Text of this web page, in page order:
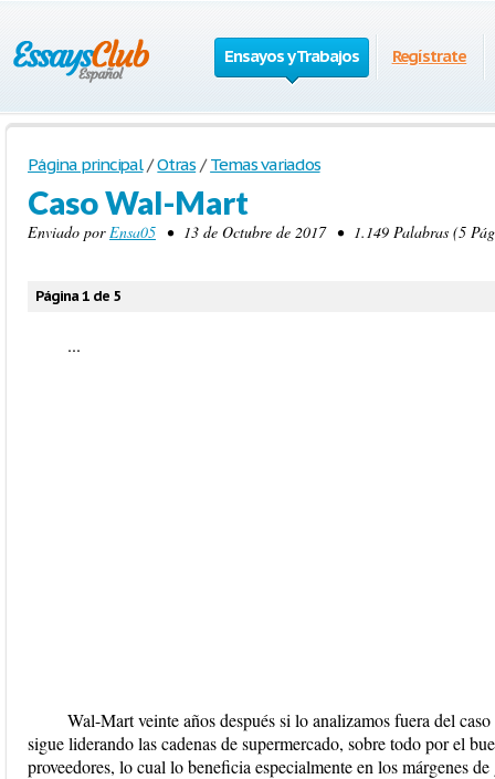
Ensayos y Trabajos Regístrate
Página principal / Otras / Temas variados
Caso Wal-Mart
Enviado porEnsa05 • 13 de Octubre de 2017 • 1.149 Palabras (5
Página 1 de 5
...
Wal-Mart veinte años después si lo analizamos fuera del
sigue liderando las cadenas de supermercado, sobre todo por el
proveedores, lo cual lo beneficia especialmente en los márgenes de